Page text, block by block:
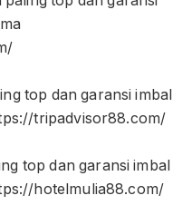
top dan garansi imbal
tripadvisor88.com/
top dan garansi imbal
hotelmulia88.com/